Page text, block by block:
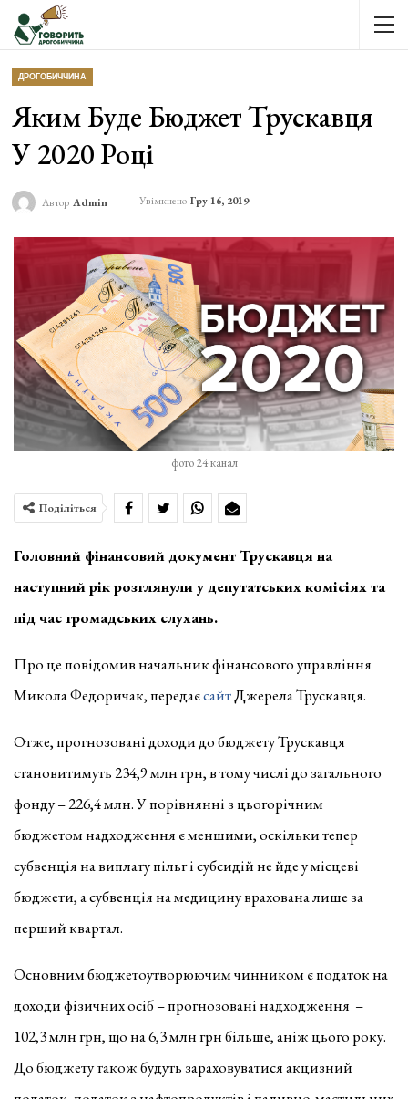
ДРОГОБИЧЧИНА
Яким Буде Бюджет Трускавця
У 2020 Році
Автор Admin Увімкнено Гру 16, 2019
фото 24 канал
Поділіться
Головний фінансовий документ Трускавця на
наступний рік розглянули у депутатських комісіях та
під час громадських слухань.
Про це повідомив начальник фінансового управління
Микола Федоричак, передаєсайтДжерела Трускавця.
Отже, прогнозовані доходи до бюджету Трускавця
становитимуть 234,9 млн грн, в тому числі до загального
фонду – 226,4 млн. У порівнянні з цьогорічним
бюджетом надходження є меншими, оскільки тепер
субвенція на виплату пільг і субсидій не йде у місцеві
бюджети, а субвенція на медицину врахована лише за
перший квартал.
Основним бюджетоутворюючим чинником є податок на
доходи фізичних осіб – прогнозовані надходження –
102,3 млн грн, що на 6,3 млн грн більше, аніж цього року.
До бюджету також будуть зараховуватися акцизний